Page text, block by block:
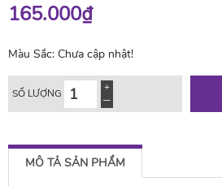
165.000₫
Màu Sắc: Chưa cập nhật!
SỐ LƯỢNG
MÔ TẢ SẢN PHẨM